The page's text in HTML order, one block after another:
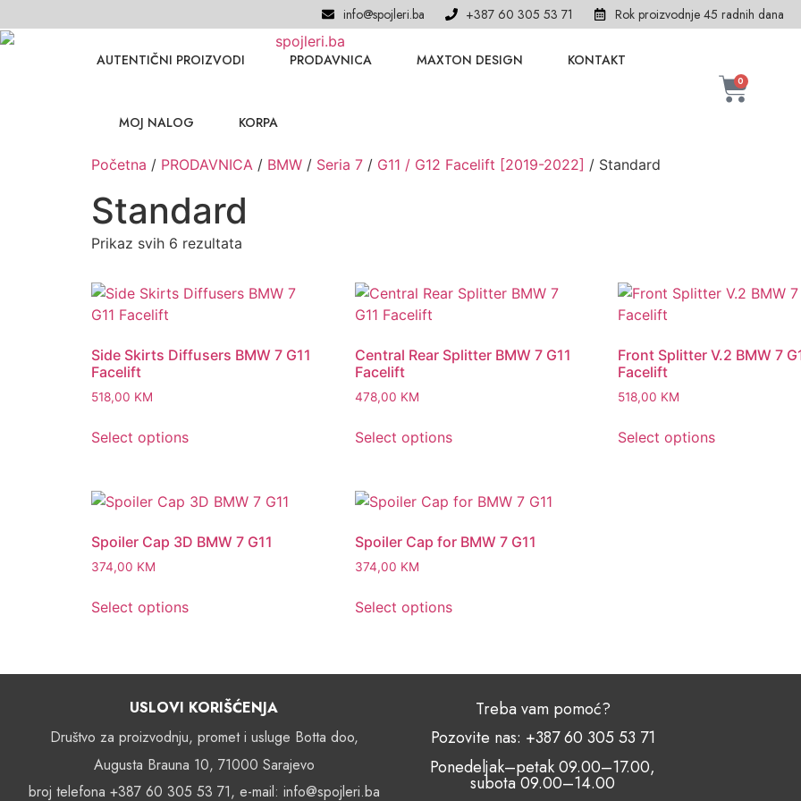
info@spojleri.ba +387 60 305 53 71 Rok proizvodnje 45 radnih dana
AUTENTIČNI PROIZVODI PRODAVNICA MAXTON DESIGN KONTAKT
MOJ NALOG KORPA
0
Početna / PRODAVNICA / BMW / Seria 7 / G11 / G12 Facelift [2019-2022] / Standard
Standard
Prikaz svih 6 rezultata
Side Skirts Diffusers BMW 7 G11
Facelift
518,00 KM
Select options
Central Rear Splitter BMW 7 G11
Facelift
478,00 KM
Select options
Front Splitter V.2 BMW 7
Facelift
518,00 KM
Select options
Spoiler Cap 3D BMW 7 G11
374,00 KM
Select options
Spoiler Cap for BMW 7 G11
374,00 KM
Select options
USLOVI KORIŠĆENJA
Društvo za proizvodnju, promet i usluge Botta doo,
Augusta Brauna 10, 71000 Sarajevo
broj telefona +387 60 305 53 71, e-mail: info@spojleri.ba
Treba vam pomoć?
Pozovite nas: +387 60 305 53 71
Ponedeljak–petak 09.00–17.00,
subota 09.00–14.00